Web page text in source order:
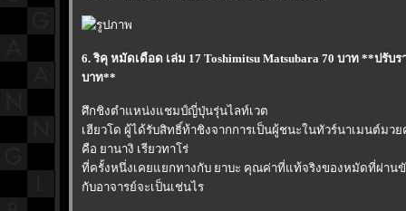
6. ริคุ หมัดเดือด เล่ม 17 Toshimitsu Matsubara 70 บาท **ปรับ
บาท**
ศึกชิงตำแหน่งแชมป์ญี่ปุ่นรุ่นไลท์เวต
เฮียวโด ผู้ได้รับสิทธิ์ท้าชิงจากการเป็นผู้ชนะในทัวร์นาเมนต์มว
คือ ยานางิ เรียวทาโร่
ที่ครั้งหนึ่งเคยแยกทางกับ ยาบะ คุณค่าที่แท้จริงของหมัดที่ผ่านขั
กับอาจารย์จะเป็นเช่นไร